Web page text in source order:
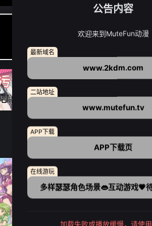
APP高速专
公告内容
欢迎来到MuteFun动漫
最新域名
www.2kdm.com
二站地址
www.mutefun.tv
APP下载
APP下载页
在线游玩
多样瑟瑟角色场景👄互动游戏💗
加载失败或播放缓慢，请使